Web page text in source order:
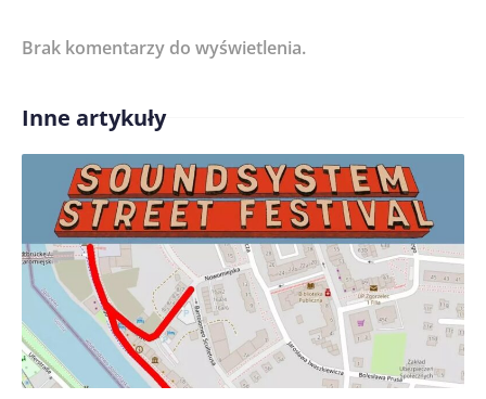
Treść komentarza*
Imię/ Nick*
Zapamiętaj moje dane w tej przeglądarce podczas
pisania kolejnych komentarzy.
Brak komentarzy do wyświetlenia.
Inne artykuły